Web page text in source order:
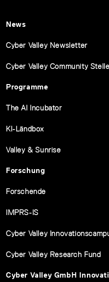
News
Cyber Valley Newsletter
Cyber Valley Community
Programme
The AI Incubator
KI-Ländbox
Valley & Sunrise
Forschung
Forschende
IMPRS-IS
Cyber Valley
Cyber Valley Research Fund
Cyber Valley GmbH